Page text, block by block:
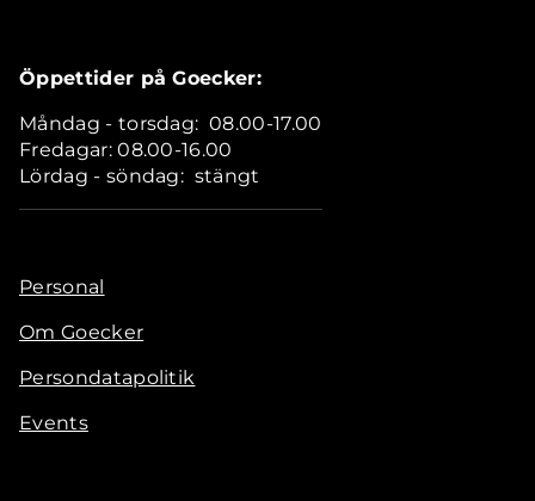
Öppettider på Goecker:
Måndag - torsdag: 08.00-17.00
Fredagar: 08.00-16.00
Lördag - söndag: stängt
Personal
Om Goecker
Persondatapolitik
Events